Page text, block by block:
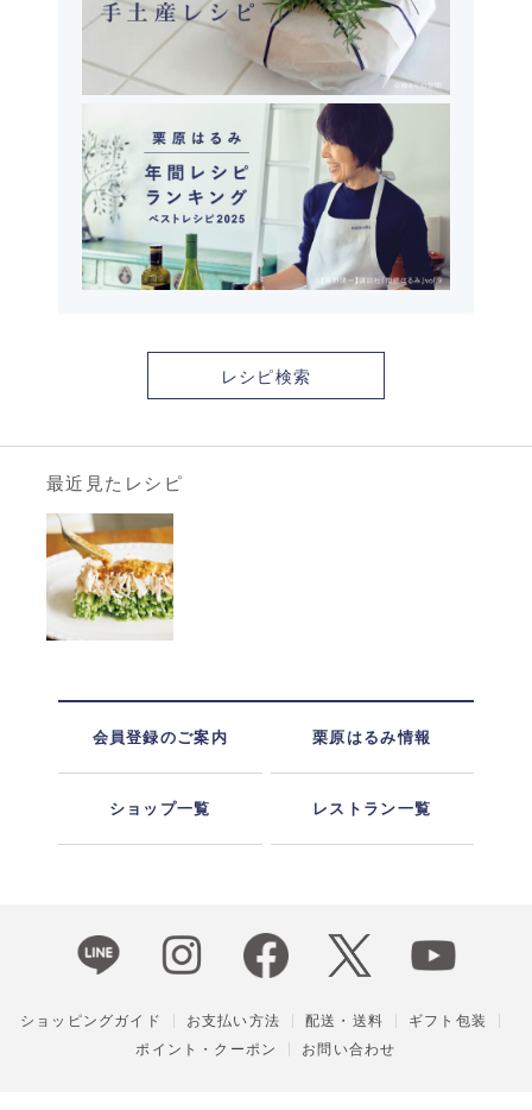
レシピ検索
最近見たレシピ
会員登録のご案内 栗原はるみ情報
ショップ一覧 レストラン一覧
ショッピングガイド お支払い方法 配送・送料
ギフト包装
ポイント・クーポン
お問い合わせ